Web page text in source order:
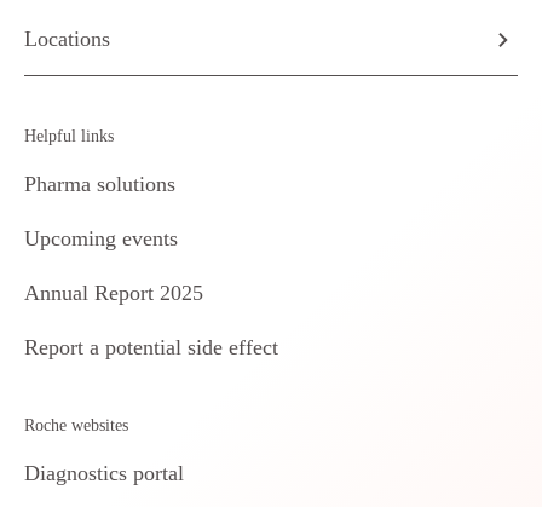
Locations
Helpful links
Pharma solutions
Upcoming events
Annual Report 2025
Report a potential side effect
Roche websites
Diagnostics portal